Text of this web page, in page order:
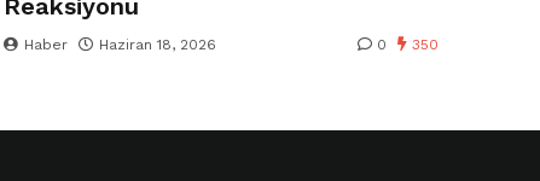
Reaksiyonu
Haber Haziran 18, 2026 0 350